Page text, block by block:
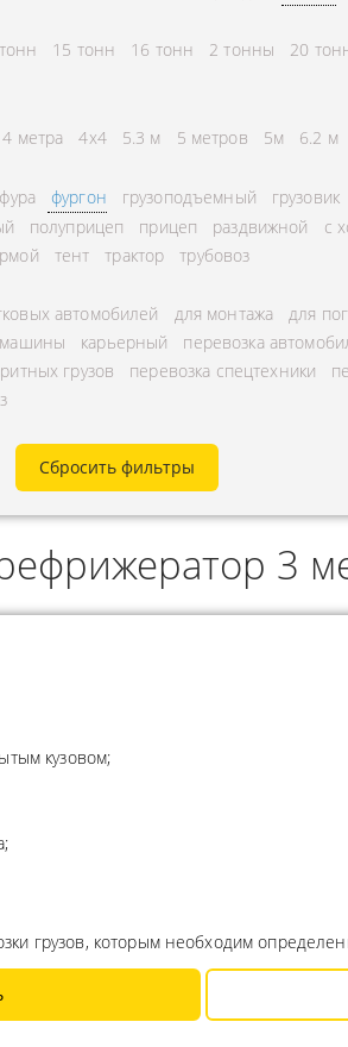
ГОРОДСКИЕ
МЕЖДУГОРОДНЫЕ
ПЕРЕВОЗКИ В БЕЛАРУСЬ
ПЕРЕВОЗКИ В
15 тонн 16 тонн 2 тонны 20
4 метра 4x4 5.3 м 5 метров 5м 6.2 м
фура фургон грузоподъемный грузовик
полуприцеп прицеп раздвижной с
тент трактор трубовоз
автомобилей для монтажа для
машины карьерный перевозка
грузов перевозка спецтехники
Сбросить фильтры
3
кузовом;
грузов, которым необходим